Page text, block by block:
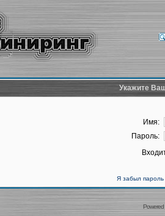
Укажите
Имя:
Пароль:
Я забыл пароль